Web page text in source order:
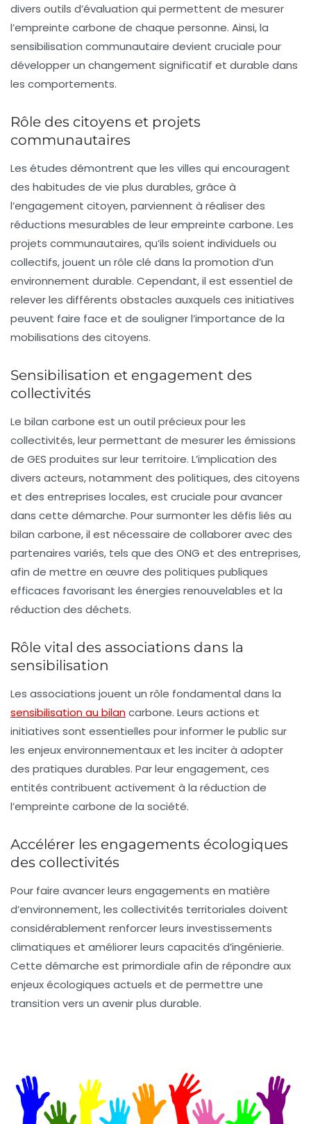
divers outils d’évaluation qui permettent de mesurer
l’empreinte carbone de chaque personne. Ainsi, la
sensibilisation communautaire devient cruciale pour
développer un changement significatif et durable dans
les comportements.
Rôle des citoyens et projets
communautaires
Les études démontrent que les villes qui encouragent
des habitudes de vie plus durables, grâce à
l’engagement citoyen, parviennent à réaliser des
réductions mesurables de leur empreinte carbone. Les
projets communautaires, qu’ils soient individuels ou
collectifs, jouent un rôle clé dans la promotion d’un
environnement durable. Cependant, il est essentiel de
relever les différents obstacles auxquels ces initiatives
peuvent faire face et de souligner l’importance de la
mobilisations des citoyens.
Sensibilisation et engagement des
collectivités
Le bilan carbone est un outil précieux pour les
collectivités, leur permettant de mesurer les émissions
de GES produites sur leur territoire. L’implication des
divers acteurs, notamment des politiques, des citoyens
et des entreprises locales, est cruciale pour avancer
dans cette démarche. Pour surmonter les défis liés au
bilan carbone, il est nécessaire de collaborer avec des
partenaires variés, tels que des ONG et des entreprises,
afin de mettre en œuvre des politiques publiques
efficaces favorisant les énergies renouvelables et la
réduction des déchets.
Rôle vital des associations dans la
sensibilisation
Les associations jouent un rôle fondamental dans la
sensibilisation au bilancarbone. Leurs actions et
initiatives sont essentielles pour informer le public sur
les enjeux environnementaux et les inciter à adopter
des pratiques durables. Par leur engagement, ces
entités contribuent activement à la réduction de
l’empreinte carbone de la société.
Accélérer les engagements écologiques
des collectivités
Pour faire avancer leurs engagements en matière
d’environnement, les collectivités territoriales doivent
considérablement renforcer leurs investissements
climatiques et améliorer leurs capacités d’ingénierie.
Cette démarche est primordiale afin de répondre aux
enjeux écologiques actuels et de permettre une
transition vers un avenir plus durable.